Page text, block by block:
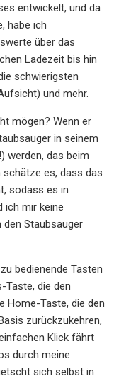
entwickelt, und da
habe ich
über das
Ladezeit bis hin
schwierigsten
und mehr.
mögen? Wenn er
in seinem
werden, das beim
es, dass das
sodass es in
ich mir keine
den Staubsauger
bedienende Tasten
Taste, die den
Home-Taste, die den
zurückzukehren,
Klick fährt
durch meine
sich selbst in